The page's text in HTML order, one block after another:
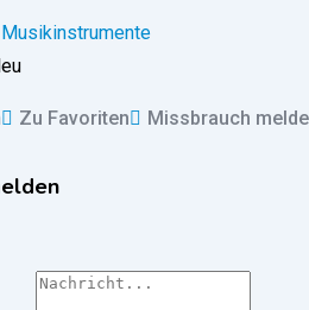
Musikinstrumente
Zu Favoriten Missbrauch